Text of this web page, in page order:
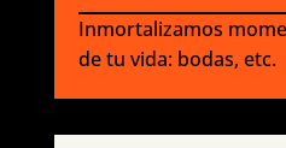
Inmortalizamos
de tu vida: bodas, etc.